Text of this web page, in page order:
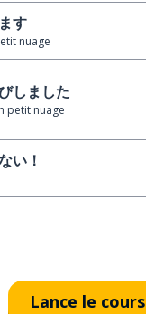
す
nuage
しました
petit nuage
い！
Lance le cours